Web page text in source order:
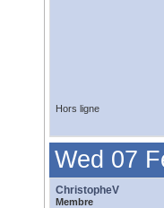
Hors ligne
Wed 07
ChristopheV
Membre